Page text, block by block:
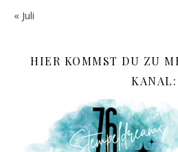
« Juli
HIER KOMMST DU ZU
KANAL: